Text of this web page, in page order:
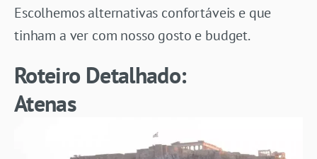
Escolhemos alternativas confortáveis e que
tinham a ver com nosso gosto e budget.
Roteiro Detalhado:
Atenas